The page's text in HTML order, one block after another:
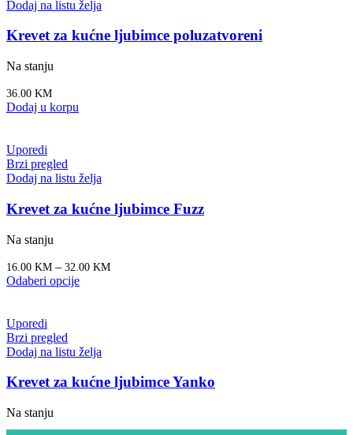
Dodaj na listu želja
Krevet za kućne ljubimce poluzatvoreni
Na stanju
36.00 KM
Dodaj u korpu
Uporedi
Brzi pregled
Dodaj na listu želja
Krevet za kućne ljubimce Fuzz
Na stanju
16.00 KM – 32.00 KM
Odaberi opcije
Uporedi
Brzi pregled
Dodaj na listu želja
Krevet za kućne ljubimce Yanko
Na stanju